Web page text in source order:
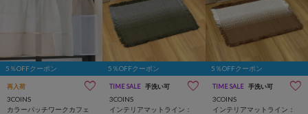
5％OFFクーポン
再入荷
3COINS
カラーパッチワークカフェ
5％OFFクーポン
TIME SALE 手洗い可
3COINS
インテリアマットライン：
5％OFFクーポン
TIME SALE 手洗い可
3COINS
インテリアマットライン：